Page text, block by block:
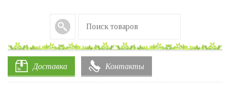
Доставка Контакты